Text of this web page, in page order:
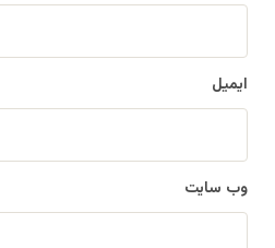
ایمیل
وب‌ سایت